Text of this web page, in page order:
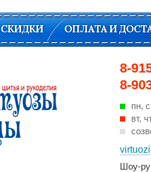
8-
8-
пн,
вт,
Шоу-
СКИДКИ ОПЛАТА И